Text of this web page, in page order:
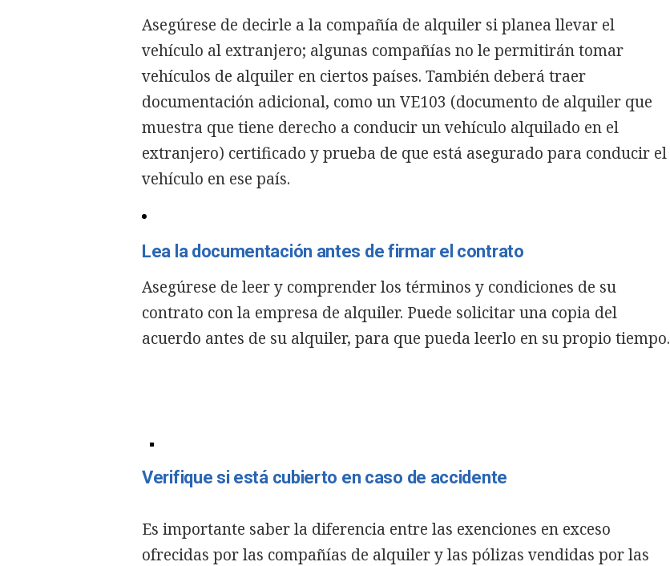
Asegúrese de decirle a la compañía de alquiler si planea llevar el
vehículo al extranjero; algunas compañías no le permitirán tomar
vehículos de alquiler en ciertos países. También deberá traer
documentación adicional, como un VE103 (documento de alquiler que
muestra que tiene derecho a conducir un vehículo alquilado en el
extranjero) certificado y prueba de que está asegurado para conducir el
vehículo en ese país.
Lea la documentación antes de firmar el contrato
Asegúrese de leer y comprender los términos y condiciones de su
contrato con la empresa de alquiler. Puede solicitar una copia del
acuerdo antes de su alquiler, para que pueda leerlo en su propio tiempo.
Verifique si está cubierto en caso de accidente
Es importante saber la diferencia entre las exenciones en exceso
ofrecidas por las compañías de alquiler y las pólizas vendidas por las